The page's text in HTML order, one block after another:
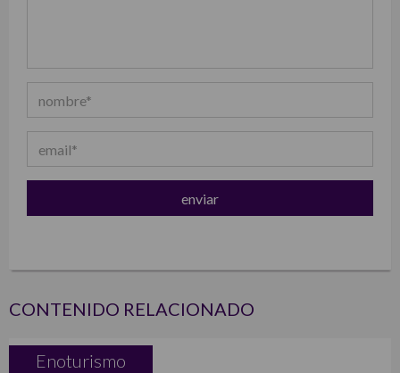
CONTENIDO RELACIONADO
Enoturismo